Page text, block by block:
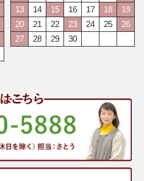
13
14 15 16 17 18
19
20
21 22 23 24 25
26
27
28 29 30